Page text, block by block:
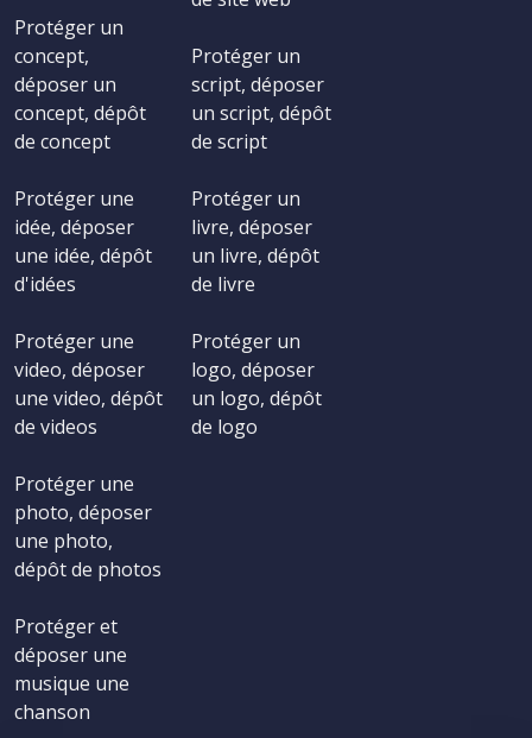
Protéger un
concept,
déposer un
concept, dépôt
de concept
Protéger une
idée, déposer
une idée, dépôt
d'idées
Protéger une
video, déposer
une video, dépôt
de videos
Protéger une
photo, déposer
une photo,
dépôt de photos
Protéger et
déposer une
musique une
chanson
Protéger un
script, déposer
un script, dépôt
de script
Protéger un
livre, déposer
un livre, dépôt
de livre
Protéger un
logo, déposer
un logo, dépôt
de logo